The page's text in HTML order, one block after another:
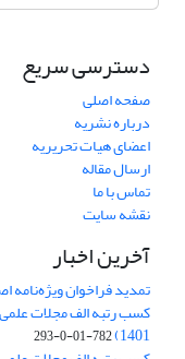
دسترسی سریع
صفحه اصلی
درباره نشریه
اعضای هیات تحریریه
ارسال مقاله
تماس با ما
نقشه سایت
آخرین اخبار
تمدید فراخوان
1401)
782-01-0-293